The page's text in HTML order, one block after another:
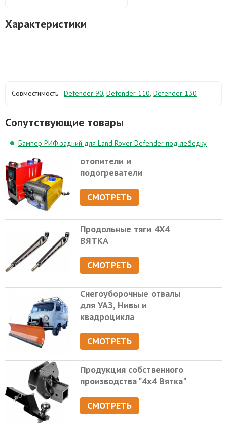
Характеристики
Совместимость - Defender 90, Defender 110, Defender 130
Cопутствующие товары
Бампер РИФ задний для Land Rover Defender под лебедку
отопители и
подогреватели
СМОТРЕТЬ
Продольные тяги 4Х4
ВЯТКА
СМОТРЕТЬ
Снегоуборочные отвалы
для УАЗ, Нивы и
квадроцикла
СМОТРЕТЬ
Продукция собственного
производства "4х4 Вятка"
СМОТРЕТЬ